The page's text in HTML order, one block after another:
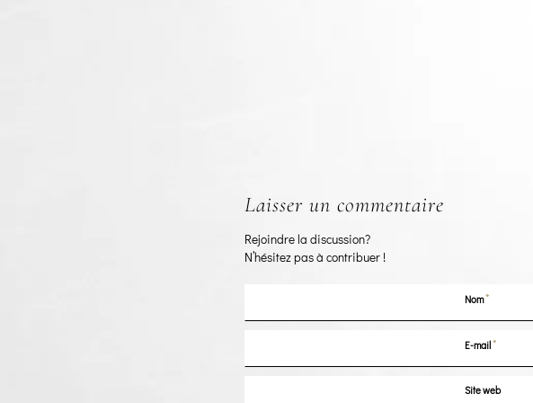
Laisser un commentaire
Rejoindre la discussion?
N’hésitez pas à contribuer !
Nom*
E-mail*
Site web